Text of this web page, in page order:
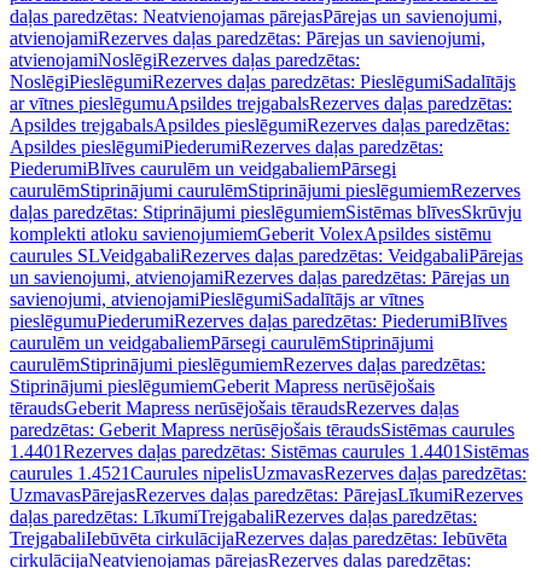
daļas paredzētas: Neatvienojamas pārejasPārejas un savienojumi,
atvienojamiRezerves daļas paredzētas: Pārejas un savienojumi,
atvienojamiNoslēgiRezerves daļas paredzētas:
NoslēgiPieslēgumiRezerves daļas paredzētas: PieslēgumiSadalītājs
ar vītnes pieslēgumuApsildes trejgabalsRezerves daļas paredzētas:
Apsildes trejgabalsApsildes pieslēgumiRezerves daļas paredzētas:
Apsildes pieslēgumiPiederumiRezerves daļas paredzētas:
PiederumiBlīves caurulēm un veidgabaliemPārsegi
caurulēmStiprinājumi caurulēmStiprinājumi pieslēgumiemRezerves
daļas paredzētas: Stiprinājumi pieslēgumiemSistēmas blīvesSkrūvju
komplekti atloku savienojumiemGeberit VolexApsildes sistēmu
caurules SLVeidgabaliRezerves daļas paredzētas: VeidgabaliPārejas
un savienojumi, atvienojamiRezerves daļas paredzētas: Pārejas un
savienojumi, atvienojamiPieslēgumiSadalītājs ar vītnes
pieslēgumuPiederumiRezerves daļas paredzētas: PiederumiBlīves
caurulēm un veidgabaliemPārsegi caurulēmStiprinājumi
caurulēmStiprinājumi pieslēgumiemRezerves daļas paredzētas:
Stiprinājumi pieslēgumiemGeberit Mapress nerūsējošais
tēraudsGeberit Mapress nerūsējošais tēraudsRezerves daļas
paredzētas: Geberit Mapress nerūsējošais tēraudsSistēmas caurules
1.4401Rezerves daļas paredzētas: Sistēmas caurules 1.4401 Sistēmas
caurules 1.4521Caurules nipelisUzmavasRezerves daļas paredzētas:
UzmavasPārejasRezerves daļas paredzētas: PārejasLīkumiRezerves
daļas paredzētas: LīkumiTrejgabaliRezerves daļas paredzētas:
TrejgabaliIebūvēta cirkulācijaRezerves daļas paredzētas: Iebūvēta
cirkulācijaNeatvienojamas pārejasRezerves daļas paredzētas: